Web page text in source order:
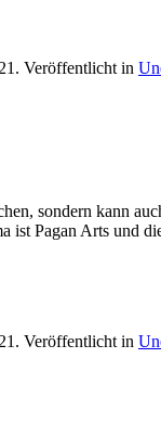
. Veröffentlicht in
sondern kann
ist Pagan Arts und
. Veröffentlicht in